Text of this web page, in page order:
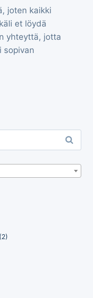
joten kaikki
et löydä
yhteyttä, jotta
sopivan
(2)